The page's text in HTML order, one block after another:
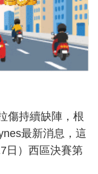
傷持續缺陣，根
最新消息，這
日）西區決賽第